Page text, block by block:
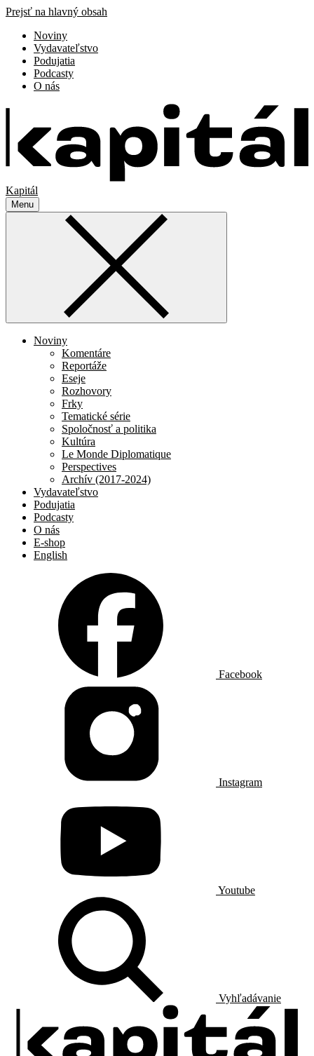
Prejsť na hlavný obsah
Noviny
Vydavateľstvo
Podujatia
Podcasty
O nás
Kapitál
Menu
Noviny
Komentáre
Reportáže
Eseje
Rozhovory
Frky
Tematické série
Spoločnosť a politika
Kultúra
Le Monde Diplomatique
Perspectives
Archív (2017-2024)
Vydavateľstvo
Podujatia
Podcasty
O nás
E-shop
English
Facebook
Instagram
Youtube
Vyhľadávanie